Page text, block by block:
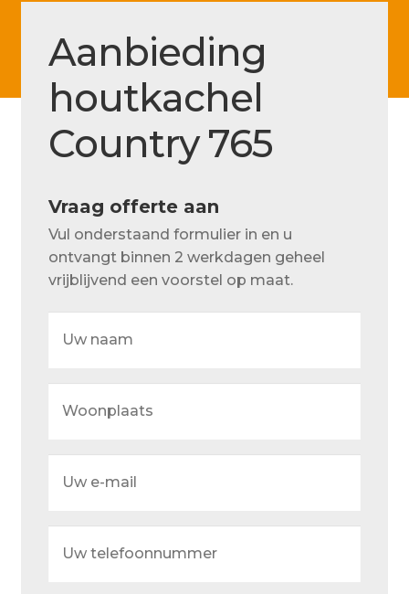
Klantenservice
Betaalmethode
Actueel
Ons team
Retouren – Geschillen – Garantie
Service en onderhoud
Verzending en bezorging
Winkelmand
Aanbieding
houtkachel
Country 765
Vraag offerte aan
Vul onderstaand formulier in en u
ontvangt binnen 2 werkdagen geheel
vrijblijvend een voorstel op maat.
naam
telefoonnummer